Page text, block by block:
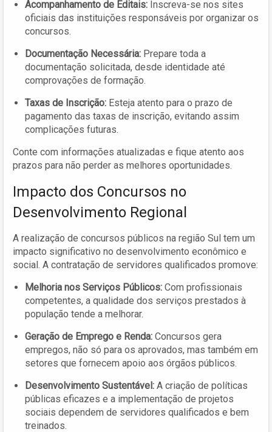
Acompanhamento de Editais: Inscreva-se nos sites
oficiais das instituições responsáveis por organizar os
concursos.
Documentação Necessária: Prepare toda a
documentação solicitada, desde identidade até
comprovações de formação.
Taxas de Inscrição: Esteja atento para o prazo de
pagamento das taxas de inscrição, evitando assim
complicações futuras.
Conte com informações atualizadas e fique atento aos
prazos para não perder as melhores oportunidades.
Impacto dos Concursos no
Desenvolvimento Regional
A realização de concursos públicos na região Sul tem um
impacto significativo no desenvolvimento econômico e
social. A contratação de servidores qualificados promove:
Melhoria nos Serviços Públicos: Com profissionais
competentes, a qualidade dos serviços prestados à
população tende a melhorar.
Geração de Emprego e Renda: Concursos gera
empregos, não só para os aprovados, mas também em
setores que fornecem apoio aos órgãos públicos.
Desenvolvimento Sustentável: A criação de políticas
públicas eficazes e a implementação de projetos
sociais dependem de servidores qualificados e bem
treinados.